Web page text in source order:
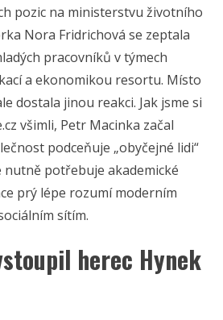
pozic na ministerstvu životního
Nora Fridrichová se zeptala
pracovníků v týmech
a ekonomikou resortu. Místo
dostala jinou reakci. Jak jsme si
všimli, Petr Macinka začal
podceňuje „obyčejné lidi“
nutně potřebuje akademické
prý lépe rozumí moderním
sítím.
herec Hynek